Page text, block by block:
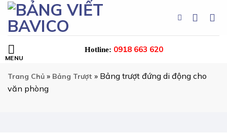
Skip
content
Hotline: 0918 663 620
Trang Chủ » Bảng Trượt » Bảng trượt đứng di động cho
văn phòng